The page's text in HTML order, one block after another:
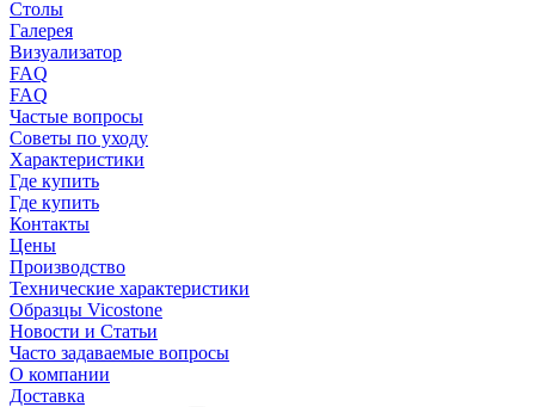
Столы
Галерея
Визуализатор
FAQ
FAQ
Частые вопросы
Советы по уходу
Характеристики
Где купить
Где купить
Контакты
Цены
Производство
Технические характеристики
Образцы Vicostone
Новости и Статьи
Часто задаваемые вопросы
О компании
Доставка